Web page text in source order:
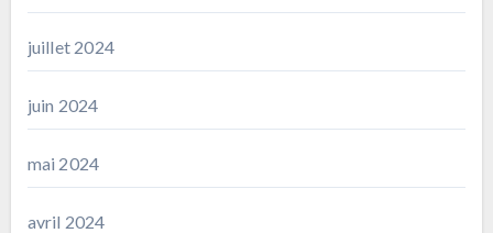
juillet 2024
juin 2024
mai 2024
avril 2024